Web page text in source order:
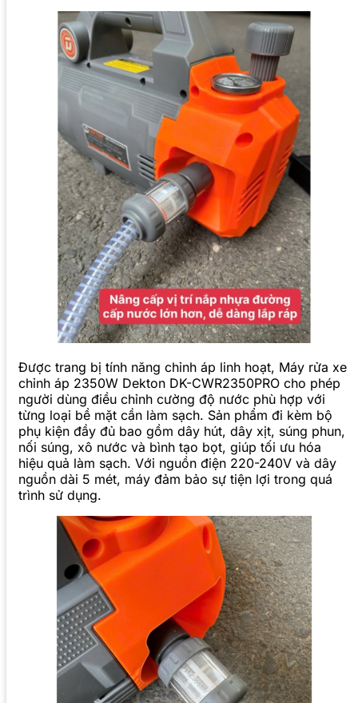
Được trang bị tính năng chỉnh áp linh hoạt, Máy rửa xe
chỉnh áp 2350W Dekton DK-CWR2350PRO cho phép
người dùng điều chỉnh cường độ nước phù hợp với
từng loại bề mặt cần làm sạch. Sản phẩm đi kèm bộ
phụ kiện đầy đủ bao gồm dây hút, dây xịt, súng phun,
nối súng, xô nước và bình tạo bọt, giúp tối ưu hóa
hiệu quả làm sạch. Với nguồn điện 220-240V và dây
nguồn dài 5 mét, máy đảm bảo sự tiện lợi trong quá
trình sử dụng.